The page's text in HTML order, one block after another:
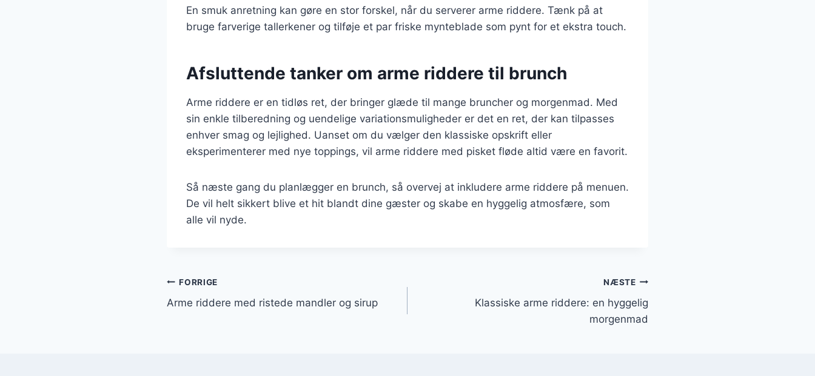
En smuk anretning kan gøre en stor forskel, når du serverer arme riddere. Tænk på at
bruge farverige tallerkener og tilføje et par friske mynteblade som pynt for et ekstra touch.
Afsluttende tanker om arme riddere til brunch
Arme riddere er en tidløs ret, der bringer glæde til mange bruncher og morgenmad. Med
sin enkle tilberedning og uendelige variationsmuligheder er det en ret, der kan tilpasses
enhver smag og lejlighed. Uanset om du vælger den klassiske opskrift eller
eksperimenterer med nye toppings, vil arme riddere med pisket fløde altid være en favorit.
Så næste gang du planlægger en brunch, så overvej at inkludere arme riddere på menuen.
De vil helt sikkert blive et hit blandt dine gæster og skabe en hyggelig atmosfære, som
alle vil nyde.
Indlægsnavigation
FORRIGE
Arme riddere med ristede mandler og sirup
NÆSTE
Klassiske arme riddere: en hyggelig
morgenmad